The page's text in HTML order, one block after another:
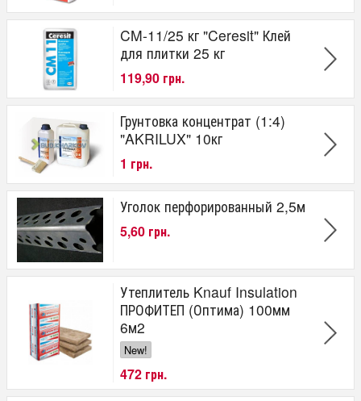
CM-11/25 кг "Ceresit" Клей
для плитки 25 кг
119,90 грн.
Грунтовка концентрат (1:4)
"AKRILUX" 10кг
1 грн.
Уголок перфорированный 2,5м
5,60 грн.
Утеплитель Knauf Insulation
ПРОФИТЕП (Оптима) 100мм
6м2
New!
472 грн.